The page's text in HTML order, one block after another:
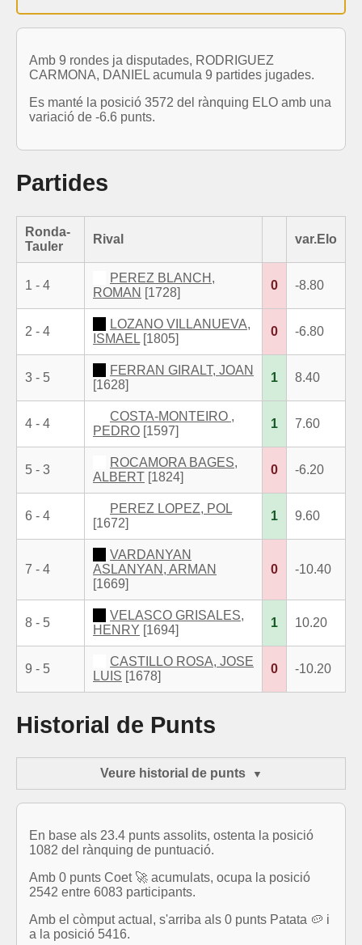
Amb 9 rondes ja disputades, RODRIGUEZ
CARMONA, DANIEL acumula 9 partides jugades.
Es manté la posició 3572 del rànquing ELO amb una
variació de -6.6 punts.
Partides
Ronda-
Tauler
Rival var.Elo
1 - 4
PEREZ BLANCH,
ROMAN [1728]
0 -8.80
2 - 4
LOZANO VILLANUEVA,
ISMAEL [1805]
0 -6.80
3 - 5
FERRAN GIRALT, JOAN
[1628]
1 8.40
4 - 4
COSTA-MONTEIRO ,
PEDRO [1597]
1 7.60
5 - 3
ROCAMORA BAGES,
ALBERT [1824]
0 -6.20
6 - 4
PEREZ LOPEZ, POL
[1672]
1 9.60
7 - 4
VARDANYAN
ASLANYAN, ARMAN
[1669]
0 -10.40
8 - 5
VELASCO GRISALES,
HENRY [1694]
1 10.20
9 - 5
CASTILLO ROSA, JOSE
LUIS [1678]
0 -10.20
Historial de Punts
Veure historial de punts
En base als 23.4 punts assolits, ostenta la posició
1082 del rànquing de puntuació.
Amb 0 punts Coet 🚀 acumulats, ocupa la posició
2542 entre 6083 participants.
Amb el còmput actual, s'arriba als 0 punts Patata 🥔 i
a la posició 5416.